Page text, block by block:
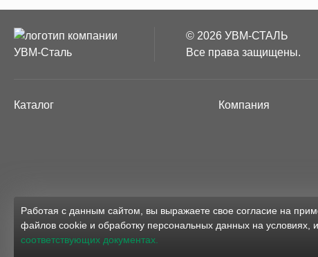
© 2026 УВМ-СТАЛЬ
Все права защищены.
Каталог Компания
Работая с данным сайтом, вы выражаете свое согласие на
файлов cookie и обработку персональных данных на условиях,
соответствующих документах.